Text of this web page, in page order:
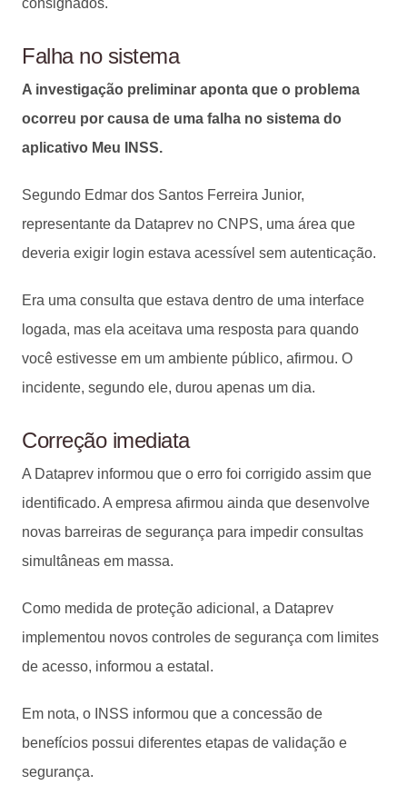
Falha no sistema
A investigação preliminar aponta que o problema
ocorreu por causa de uma falha no sistema do
aplicativo Meu INSS.
Segundo Edmar dos Santos Ferreira Junior,
representante da Dataprev no CNPS, uma área que
deveria exigir login estava acessível sem autenticação.
Era uma consulta que estava dentro de uma interface
logada, mas ela aceitava uma resposta para quando
você estivesse em um ambiente público, afirmou. O
incidente, segundo ele, durou apenas um dia.
Correção imediata
A Dataprev informou que o erro foi corrigido assim que
identificado. A empresa afirmou ainda que desenvolve
novas barreiras de segurança para impedir consultas
simultâneas em massa.
Como medida de proteção adicional, a Dataprev
implementou novos controles de segurança com limites
de acesso, informou a estatal.
Em nota, o INSS informou que a concessão de
benefícios possui diferentes etapas de validação e
segurança.